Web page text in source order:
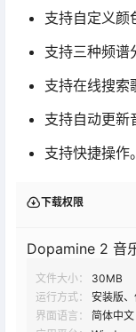
支持自定义颜
支持三种频谱
支持在线搜索
支持自动更新
支持快捷操作。
下载权限
Dopamine 2 音
文件大小：
30MB
运行方式：
安装版
界面语言：
简体中文